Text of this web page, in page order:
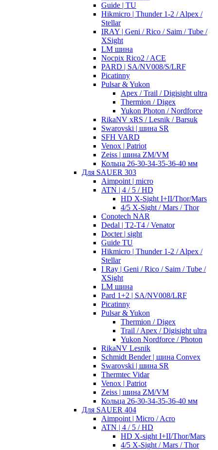
Guide | TU
Hikmicro | Thunder 1-2 / Alpex /
Stellar
IRAY | Geni / Rico / Saim / Tube /
XSight
LM шина
Nocpix Rico2 / ACE
PARD | SA/NV008/S/LRF
Picatinny
Pulsar & Yukon
Apex / Trail / Digisight ultra
Thermion / Digex
Yukon Photon / Nordforce
RikaNV xRS / Lesnik / Barsuk
Swarovski | шина SR
SFH VARD
Venox | Patriot
Zeiss | шина ZM/VM
Кольца 26-30-34-35-36-40 мм
Для SAUER 303
Aimpoint | micro
ATN | 4 / 5 / HD
HD X-Sight I+II/Thor/Mars
4/5 X-Sight / Mars / Thor
Conotech NAR
Dedal | T2-T4 / Venator
Docter | sight
Guide TU
Hikmicro | Thunder 1-2 / Alpex /
Stellar
I Ray | Geni / Rico / Saim / Tube /
XSight
LM шина
Pard 1+2 | SA/NV008/LRF
Picatinny
Pulsar & Yukon
Thermion / Digex
Trail / Apex / Digisight ultra
Yukon Nordforce / Photon
RikaNV Lesnik
Schmidt Bender | шина Convex
Swarovski | шина SR
Thermtec Vidar
Venox | Patriot
Zeiss | шина ZM/VM
Кольца 26-30-34-35-36-40 мм
Для SAUER 404
Aimpoint | Micro / Acro
ATN | 4 / 5 / HD
HD X-sight I+II/Thor/Mars
4/5 X-Sight / Mars / Thor